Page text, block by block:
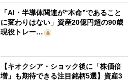
「AI・半導体関連が“本命”であること
に変わりはない」資産20億円超の90歳
現役トレー…
【キオクシア・ショック後に「株価倍
増」も期待できる注目銘柄5選】資産3